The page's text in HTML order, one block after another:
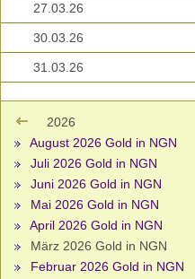
27.03.26
30.03.26
31.03.26
2026
August 2026 Gold in NGN
Juli 2026 Gold in NGN
Juni 2026 Gold in NGN
Mai 2026 Gold in NGN
April 2026 Gold in NGN
März 2026 Gold in NGN
Februar 2026 Gold in NGN